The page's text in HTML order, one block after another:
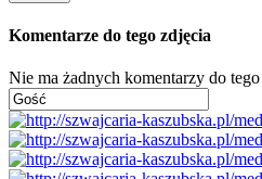
Komentarze do tego zdjęcia
Nie ma żadnych komentarzy do